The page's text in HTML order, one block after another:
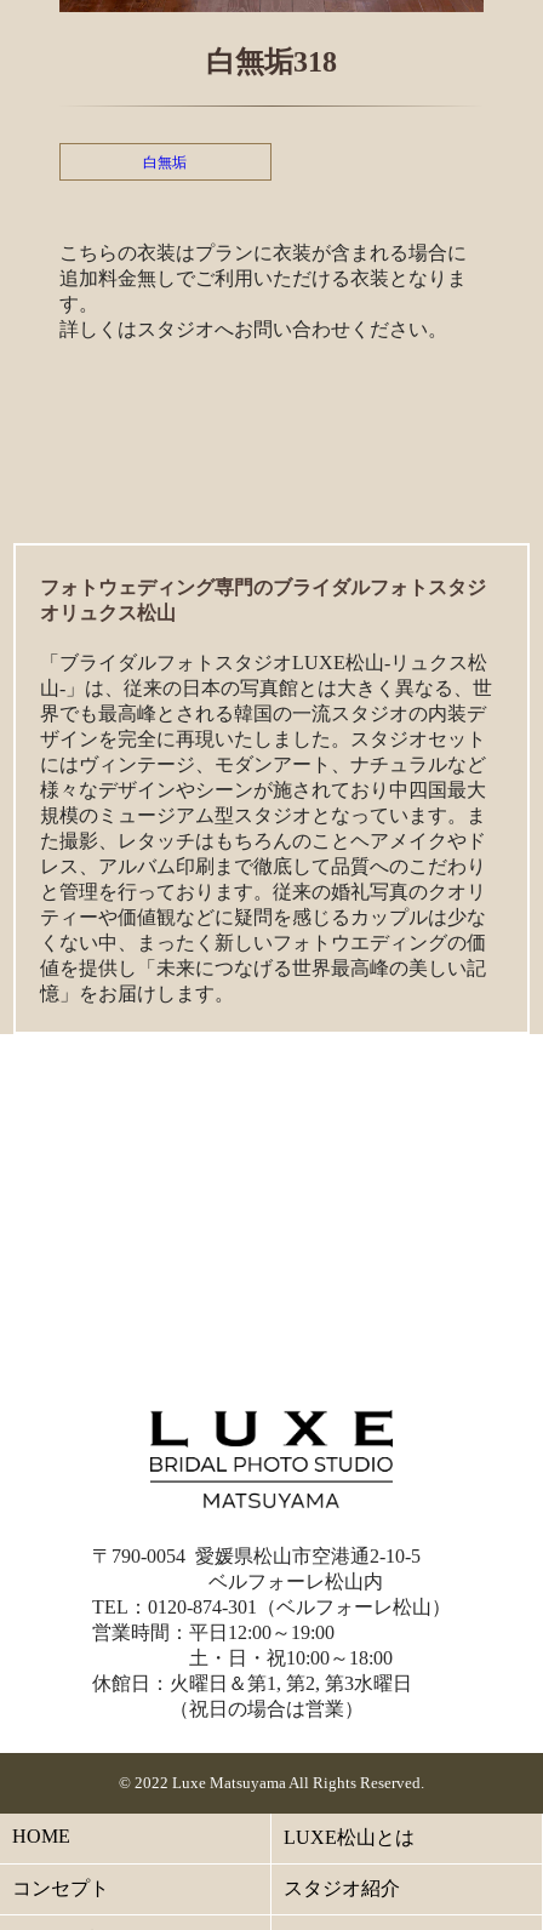
白無垢318
白無垢
こちらの衣装はプランに衣装が含まれる場合に
追加料金無しでご利用いただける衣装となりま
す。
詳しくはスタジオへお問い合わせください。
フォトウェディング専門のブライダルフォトスタジ
オリュクス松山
「ブライダルフォトスタジオLUXE松山-リュクス松
山-」は、従来の日本の写真館とは大きく異なる、世
界でも最高峰とされる韓国の一流スタジオの内装デ
ザインを完全に再現いたしました。スタジオセット
にはヴィンテージ、モダンアート、ナチュラルなど
様々なデザインやシーンが施されており中四国最大
規模のミュージアム型スタジオとなっています。ま
た撮影、レタッチはもちろんのことヘアメイクやド
レス、アルバム印刷まで徹底して品質へのこだわり
と管理を行っております。従来の婚礼写真のクオリ
ティーや価値観などに疑問を感じるカップルは少な
くない中、まったく新しいフォトウエディングの価
値を提供し「未来につなげる世界最高峰の美しい記
憶」をお届けします。
〒790-0054 愛媛県松山市空港通2-10-5
ベルフォーレ松山内
TEL：0120-874-301（ベルフォーレ松山）
営業時間：平日12:00～19:00
土・日・祝10:00～18:00
休館日：火曜日＆第1, 第2, 第3水曜日
（祝日の場合は営業）
© 2022 Luxe Matsuyama All Rights Reserved.
HOME LUXE松山とは
コンセプト スタジオ紹介